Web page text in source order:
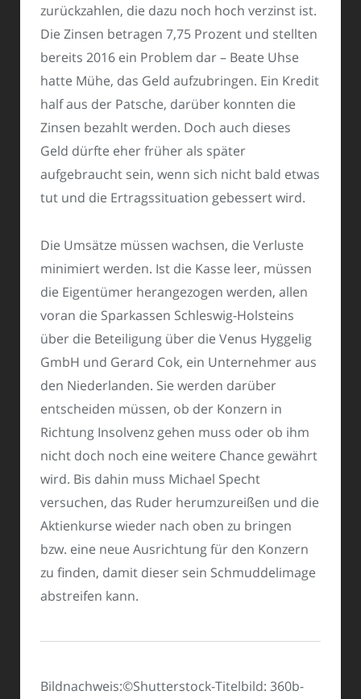
zurückzahlen, die dazu noch hoch verzinst ist.
Die Zinsen betragen 7,75 Prozent und stellten
bereits 2016 ein Problem dar – Beate Uhse
hatte Mühe, das Geld aufzubringen. Ein Kredit
half aus der Patsche, darüber konnten die
Zinsen bezahlt werden. Doch auch dieses
Geld dürfte eher früher als später
aufgebraucht sein, wenn sich nicht bald etwas
tut und die Ertragssituation gebessert wird.
Die Umsätze müssen wachsen, die Verluste
minimiert werden. Ist die Kasse leer, müssen
die Eigentümer herangezogen werden, allen
voran die Sparkassen Schleswig-Holsteins
über die Beteiligung über die Venus Hyggelig
GmbH und Gerard Cok, ein Unternehmer aus
den Niederlanden. Sie werden darüber
entscheiden müssen, ob der Konzern in
Richtung Insolvenz gehen muss oder ob ihm
nicht doch noch eine weitere Chance gewährt
wird. Bis dahin muss Michael Specht
versuchen, das Ruder herumzureißen und die
Aktienkurse wieder nach oben zu bringen
bzw. eine neue Ausrichtung für den Konzern
zu finden, damit dieser sein Schmuddelimage
abstreifen kann.
Bildnachweis:©Shutterstock-Titelbild: 360b-